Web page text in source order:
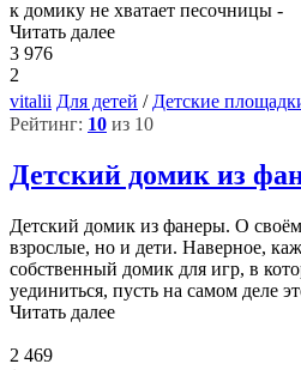
к домику не хватает песочницы -
Читать далее
3 976
2
vitalii Для детей / Детские
Рейтинг: 10 из 10
Детский домик из
Детский домик из фанеры. О
взрослые, но и дети. Наверное,
собственный домик для игр, в
уединиться, пусть на самом деле
Читать далее
2 469